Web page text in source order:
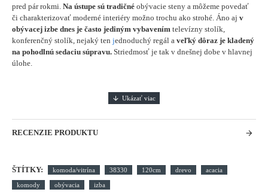
pred pár rokmi. Na ústupe sú tradičné obývacie steny a môžeme povedať
či charakterizovať moderné interiéry možno trochu ako strohé. Áno aj v
obývacej izbe dnes je často jediným vybavením televízny stolík,
konferenčný stolík, nejaký ten jednoduchý regál a veľký dôraz je kladený
na pohodlnú sedaciu súpravu. Striedmosť je tak v dnešnej dobe v hlavnej
úlohe.
RECENZIE PRODUKTU
ŠTÍTKY: komoda/vitrína 38330 120cm drevo acacia
komody obývacia izba